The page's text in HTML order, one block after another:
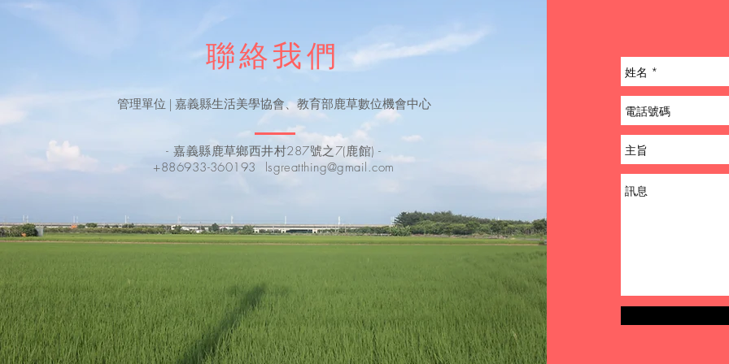
聯絡我們
​管理單位 | 嘉義縣生活美學協會、教育部鹿草數位機會中心
- 嘉義縣鹿草鄉西井村287號之7(鹿館) -
+886933-360193 lsgreatthing@gmail.com